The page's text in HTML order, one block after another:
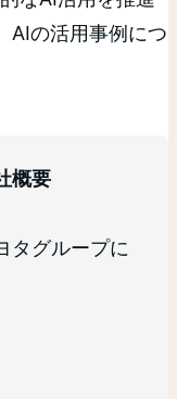
AIの活用事例につ
概要
タグループに